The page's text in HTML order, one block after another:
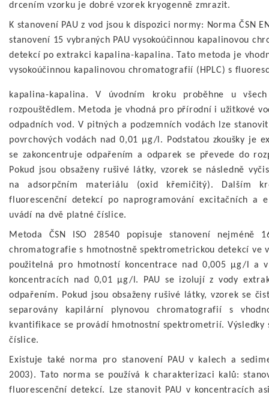
drcením vzorku je dobré vzorek kryogenně zmrazit.
K stanovení PAU z vod jsou k dispozici normy: Norma ČSN
stanovení 15 vybraných PAU vysokoúčinnou kapalinovou
detekcí po extrakci kapalina-kapalina. Tato metoda je
vysokoúčinnou kapalinovou chromatografií (HPLC) s
kapalina-kapalina. V úvodním kroku proběhne u
rozpouštědlem. Metoda je vhodná pro přírodní i užitkové
odpadních vod. V pitných a podzemních vodách lze
povrchových vodách nad 0,01 µg/l. Podstatou zkoušky je
se zakoncentruje odpařením a odparek se převede do
Pokud jsou obsaženy rušivé látky, vzorek se následně
na adsorpčním materiálu (oxid křemičitý). Dalším
fluorescenční detekcí po naprogramování excitačních a
uvádí na dvě platné číslice.
Metoda ČSN ISO 28540 popisuje stanovení nejméně
chromatografie s hmotnostně spektrometrickou detekcí ve
použitelná pro hmotností koncentrace nad 0,005 µg/l a
koncentracích nad 0,01 µg/l. PAU se izolují z vody
odpařením. Pokud jsou obsaženy rušivé látky, vzorek se
separovány kapilární plynovou chromatografií s
kvantifikace se provádí hmotnostní spektrometrií. Výsledky
číslice.
Existuje také norma pro stanovení PAU v kalech a
2003). Tato norma se používá k charakterizaci kalů:
fluorescenční detekcí. Lze stanovit PAU v koncentracích